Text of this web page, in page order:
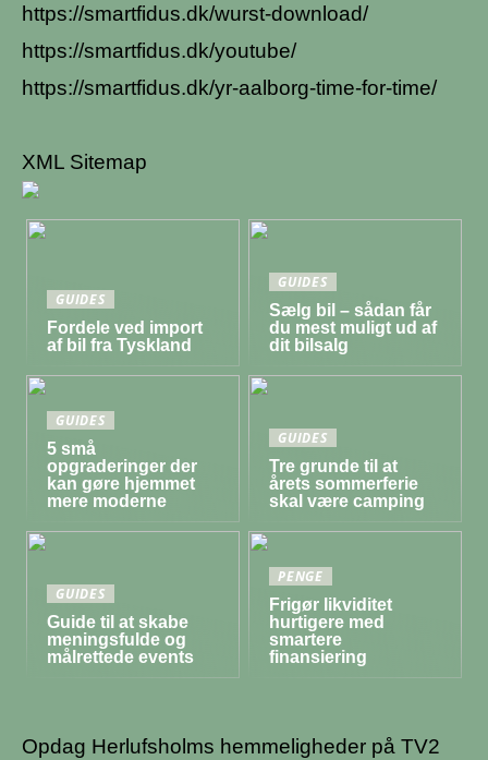
https://smartfidus.dk/wurst-download/
https://smartfidus.dk/youtube/
https://smartfidus.dk/yr-aalborg-time-for-time/
XML Sitemap
GUIDES
Fordele ved import
af bil fra Tyskland
GUIDES
Sælg bil – sådan får
du mest muligt ud af
dit bilsalg
GUIDES
5 små
opgraderinger der
kan gøre hjemmet
mere moderne
GUIDES
Tre grunde til at
årets sommerferie
skal være camping
GUIDES
Guide til at skabe
meningsfulde og
målrettede events
PENGE
Frigør likviditet
hurtigere med
smartere
finansiering
Opdag Herlufsholms hemmeligheder på TV2